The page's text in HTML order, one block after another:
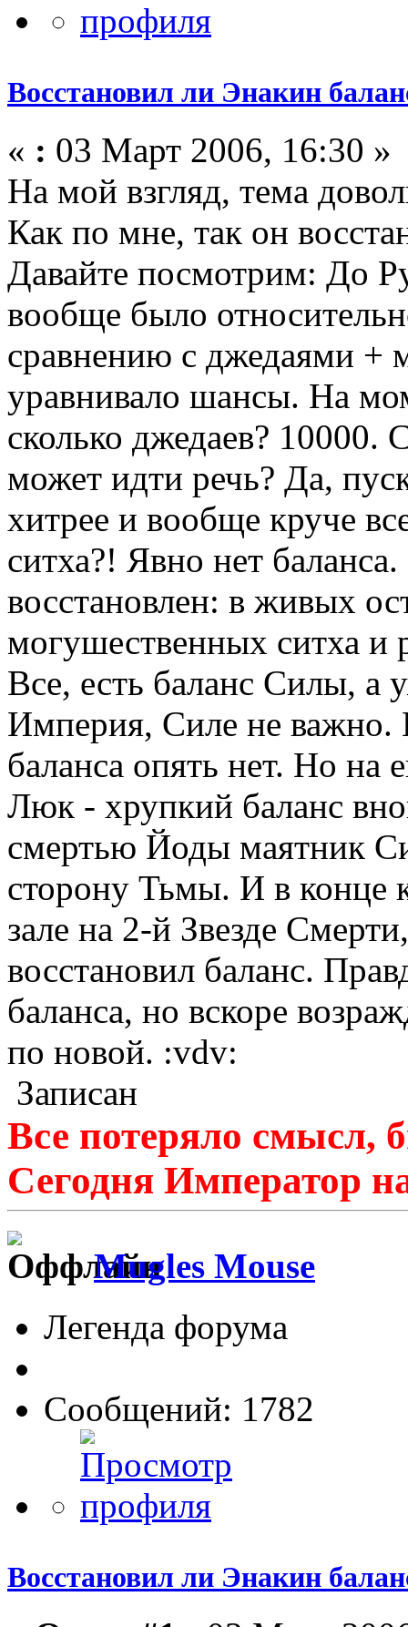
Восстановил ли Энакин
« : 03 Март 2006, 16:30 »
На мой взгляд, тема
Как по мне, так он
Давайте посмотрим: До
вообще было
сравнению с джедаями +
уравнивало шансы. На
сколько джедаев? 10000.
может идти речь? Да,
хитрее и вообще круче
ситха?! Явно нет
восстановлен: в живых
могушественных ситха и
Все, есть баланс Силы, а
Империя, Силе не важно.
баланса опять нет. Но на
Люк - хрупкий баланс
смертью Йоды маятник
сторону Тьмы. И в конце
зале на 2-й Звезде
восстановил баланс.
баланса, но вскоре
по новой. :vdv:
Записан
Все потеряло смысл,
Сегодня Император
Mugles Mouse
Легенда форума
Сообщений: 1782
Восстановил ли Энакин